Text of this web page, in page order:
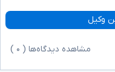
وکیل
مشاهده دیدگاه‌ها ( ۰